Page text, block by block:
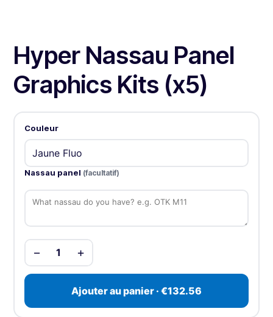
Hyper Nassau Panel
Graphics Kits (x5)
Couleur
Nassau panel (facultatif)
− 1 +
Ajouter au panier · €132.56